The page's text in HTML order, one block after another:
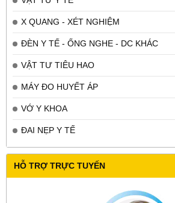
X QUANG - XÉT NGHIỆM
ĐÈN Y TẾ - ỐNG NGHE - DC KHÁC
VẬT TƯ TIÊU HAO
MÁY ĐO HUYẾT ÁP
VỚ Y KHOA
ĐAI NẸP Y TẾ
HỖ TRỢ TRỰC TUYẾN